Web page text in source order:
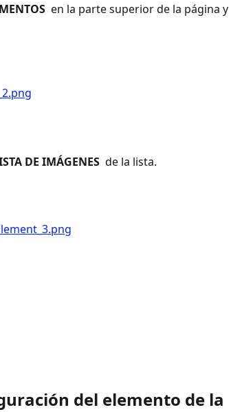
en la parte superior de la página y
DE IMÁGENES de la lista.
del elemento de la